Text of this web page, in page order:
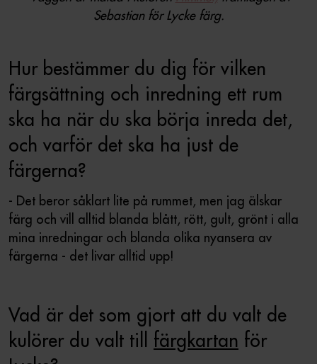
Sebastian för Lycke färg.
Hur bestämmer du dig för vilken
färgsättning och inredning ett rum
ska ha när du ska börja inreda det,
och varför det ska ha just de
färgerna?
- Det beror såklart lite på rummet, men jag älskar
färg och vill alltid blanda blått, rött, gult, grönt i alla
mina inredningar och blanda olika nyansera av
färgerna - det livar alltid upp!
Vad är det som gjort att du valt de
kulörer du valt till färgkartan för